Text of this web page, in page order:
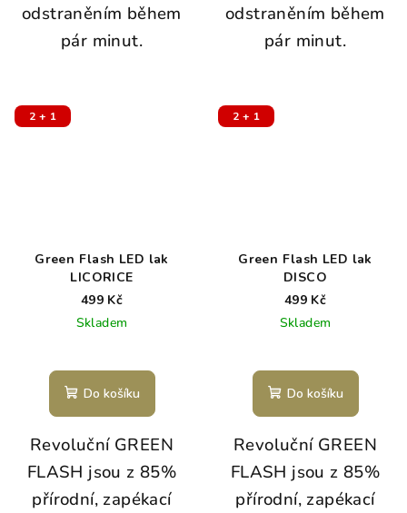
odstraněním během
pár minut.
odstraněním během
pár minut.
2 + 1
Green Flash LED lak
LICORICE
499 Kč
Skladem
Do košíku
Revoluční GREEN
FLASH jsou z 85%
přírodní, zapékací
2 + 1
Green Flash LED lak
DISCO
499 Kč
Skladem
Do košíku
Revoluční GREEN
FLASH jsou z 85%
přírodní, zapékací